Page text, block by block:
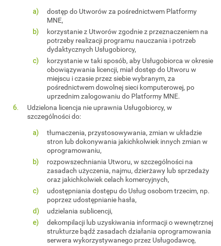
dostęp do Utworów za pośrednictwem Platformy
MNE,
korzystanie z Utworów zgodnie z przeznaczeniem na
potrzeby realizacji programu nauczania i potrzeb
dydaktycznych Usługobiorcy,
korzystanie w taki sposób, aby Usługobiorca w okresie
obowiązywania licencji, miał dostęp do Utworu w
miejscu i czasie przez siebie wybranym, za
pośrednictwem dowolnej sieci komputerowej, po
uprzednim zalogowaniu do Platformy MNE.
Udzielona licencja nie uprawnia Usługobiorcy, w
szczególności do:
tłumaczenia, przystosowywania, zmian w układzie
stron lub dokonywania jakichkolwiek innych zmian w
oprogramowaniu,
rozpowszechniania Utworu, w szczególności na
zasadach użyczenia, najmu, dzierżawy lub sprzedaży
oraz jakichkolwiek celach komercyjnych,
udostępniania dostępu do Usług osobom trzecim, np.
poprzez udostępnianie hasła,
udzielania sublicencji,
dekompilacji lub uzyskiwania informacji o wewnętrznej
strukturze bądź zasadach działania oprogramowania
serwera wykorzystywanego przez Usługodawcę,